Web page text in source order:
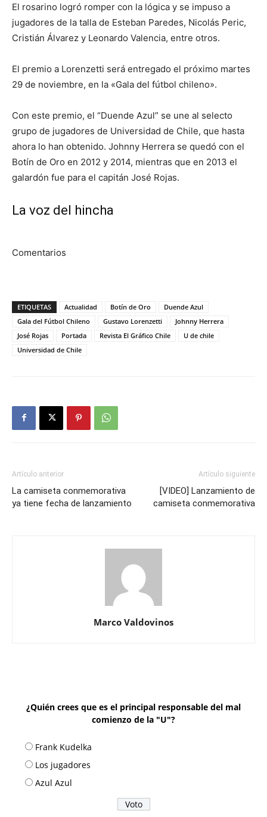
El rosarino logró romper con la lógica y se impuso a
jugadores de la talla de Esteban Paredes, Nicolás Peric,
Cristián Álvarez y Leonardo Valencia, entre otros.
El premio a Lorenzetti será entregado el próximo martes
29 de noviembre, en la «Gala del fútbol chileno».
Con este premio, el “Duende Azul” se une al selecto
grupo de jugadores de Universidad de Chile, que hasta
ahora lo han obtenido. Johnny Herrera se quedó con el
Botín de Oro en 2012 y 2014, mientras que en 2013 el
galardón fue para el capitán José Rojas.
La voz del hincha
Comentarios
ETIQUETAS Actualidad Botín de Oro
Duende Azul
Gala del Fútbol Chileno
Gustavo Lorenzetti
Johnny Herrera
José Rojas
Portada Revista El Gráfico Chile
U de chile
Universidad de Chile
Artículo anterior
La camiseta conmemorativa
ya tiene fecha de lanzamiento
Artículo siguiente
[VIDEO] Lanzamiento de
camiseta conmemorativa
Marco Valdovinos
¿Quién crees que es el principal responsable del mal
comienzo de la "U"?
Frank Kudelka
Los jugadores
Azul Azul